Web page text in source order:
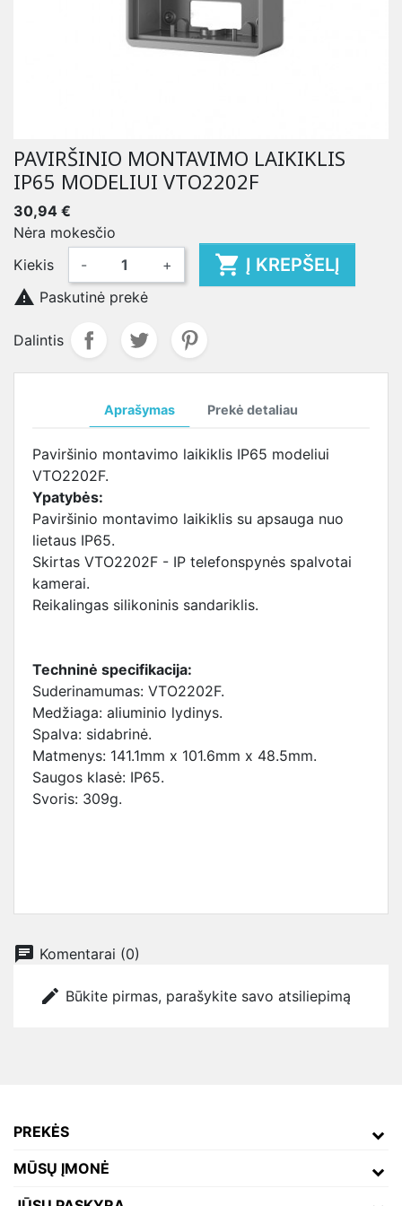
PAVIRŠINIO MONTAVIMO LAIKIKLIS
IP65 MODELIUI VTO2202F
30,94 €
Nėra mokesčio
Kiekis
- +  Į KREPŠELĮ
 Paskutinė prekė
Dalintis
Aprašymas Prekė detaliau
Paviršinio montavimo laikiklis IP65 modeliui
VTO2202F.
Ypatybės:
Paviršinio montavimo laikiklis su apsauga nuo
lietaus IP65.
Skirtas VTO2202F - IP telefonspynės spalvotai
kamerai.
Reikalingas silikoninis sandariklis.
Techninė specifikacija:
Suderinamumas: VTO2202F.
Medžiaga: aliuminio lydinys.
Spalva: sidabrinė.
Matmenys: 141.1mm x 101.6mm x 48.5mm.
Saugos klasė: IP65.
Svoris: 309g.
chat Komentarai (0)
edit Būkite pirmas, parašykite savo atsiliepimą
PREKĖS
MŪSŲ ĮMONĖ